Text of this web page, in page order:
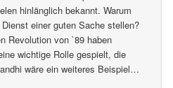
hinlänglich bekannt. Warum
einer guten Sache stellen?
Revolution von `89 haben
wichtige Rolle gespielt, die
wäre ein weiteres Beispiel…